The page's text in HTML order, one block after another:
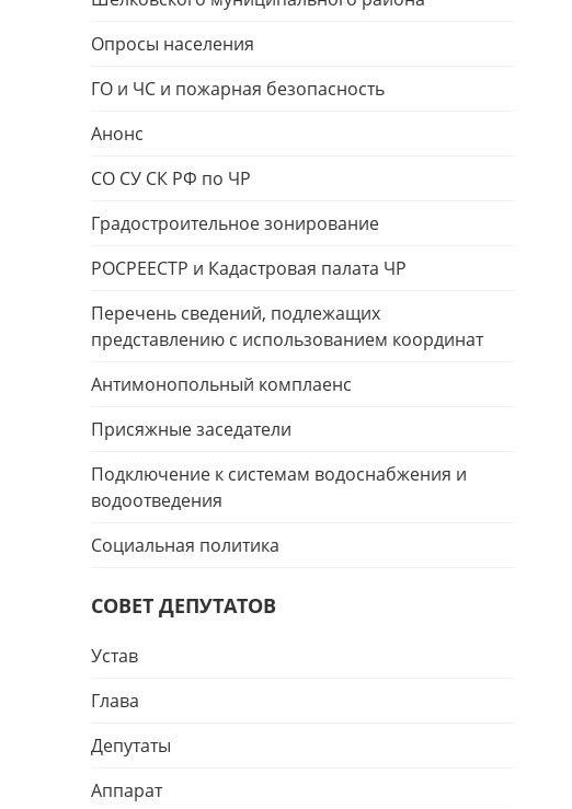
Опросы населения
ГО и ЧС и пожарная безопасность
Анонс
СО СУ СК РФ по ЧР
Градостроительное зонирование
РОСРЕЕСТР и Кадастровая палата ЧР
Перечень сведений, подлежащих
представлению с использованием координат
Антимонопольный комплаенс
Присяжные заседатели
Подключение к системам водоснабжения и
водоотведения
Социальная политика
СОВЕТ ДЕПУТАТОВ
Устав
Глава
Депутаты
Аппарат